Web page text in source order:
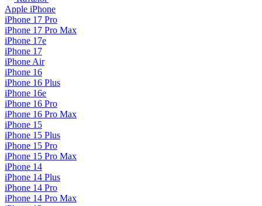
Apple iPhone
iPhone 17 Pro
iPhone 17 Pro Max
iPhone 17e
iPhone 17
iPhone Air
iPhone 16
iPhone 16 Plus
iPhone 16e
iPhone 16 Pro
iPhone 16 Pro Max
iPhone 15
iPhone 15 Plus
iPhone 15 Pro
iPhone 15 Pro Max
iPhone 14
iPhone 14 Plus
iPhone 14 Pro
iPhone 14 Pro Max